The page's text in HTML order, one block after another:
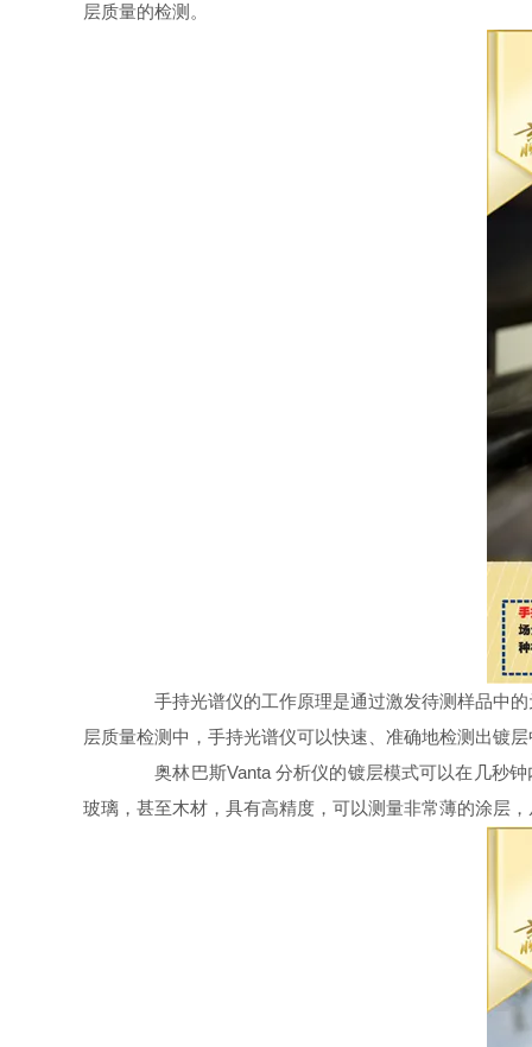
层质量的检测。
手持光谱仪的工作原理是通过激发待测样品中的
层质量检测中，手持光谱仪可以快速、准确地检测出镀
奥林巴斯Vanta 分析仪的镀层模式可以在几秒钟
玻璃，甚至木材，具有高精度，可以测量非常薄的涂层